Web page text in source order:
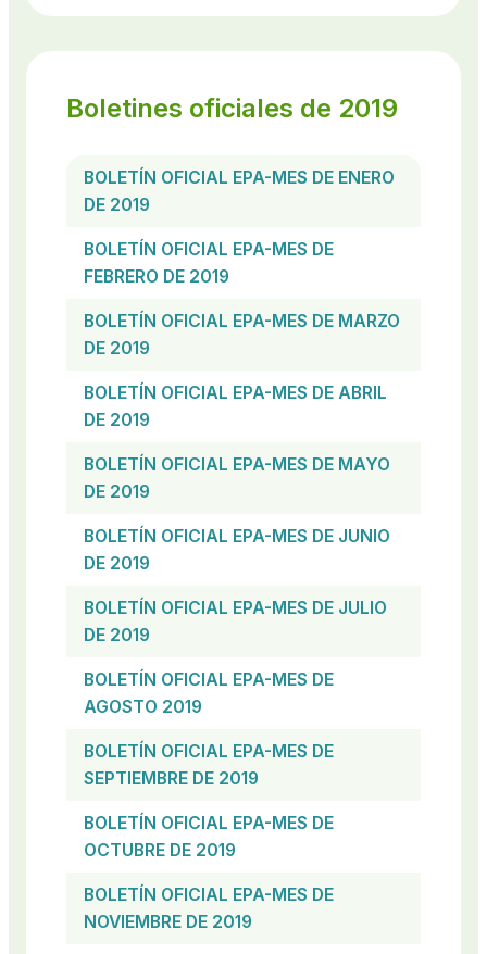
Boletines oficiales de 2019
BOLETÍN OFICIAL EPA-MES DE ENERO
DE 2019
BOLETÍN OFICIAL EPA-MES DE
FEBRERO DE 2019
BOLETÍN OFICIAL EPA-MES DE MARZO
DE 2019
BOLETÍN OFICIAL EPA-MES DE ABRIL
DE 2019
BOLETÍN OFICIAL EPA-MES DE MAYO
DE 2019
BOLETÍN OFICIAL EPA-MES DE JUNIO
DE 2019
BOLETÍN OFICIAL EPA-MES DE JULIO
DE 2019
BOLETÍN OFICIAL EPA-MES DE
AGOSTO 2019
BOLETÍN OFICIAL EPA-MES DE
SEPTIEMBRE DE 2019
BOLETÍN OFICIAL EPA-MES DE
OCTUBRE DE 2019
BOLETÍN OFICIAL EPA-MES DE
NOVIEMBRE DE 2019